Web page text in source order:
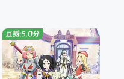
豆瓣:5.0分